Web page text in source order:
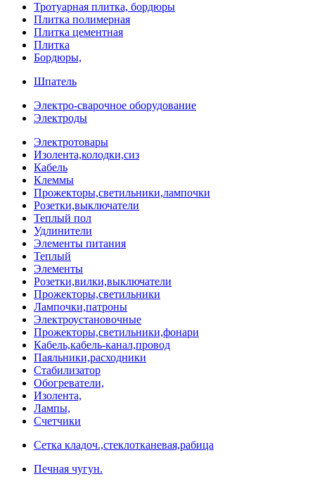
Тротуарная плитка, бордюры
Плитка полимерная
Плитка цементная
Плитка
Бордюры,
Шпатель
Электро-сварочное оборудование
Электроды
Электротовары
Изолента,колодки,сиз
Кабель
Клеммы
Прожекторы,светильники,лампочки
Розетки,выключатели
Теплый пол
Удлинители
Элементы питания
Теплый
Элементы
Розетки,вилки,выключатели
Прожекторы,светильники
Лампочки,патроны
Электроустановочные
Прожекторы,светильники,фонари
Кабель,кабель-канал,провод
Паяльники,расходники
Стабилизатор
Обогреватели,
Изолента,
Лампы,
Счетчики
Сетка кладоч.,стеклотканевая,рабица
Печная чугун.